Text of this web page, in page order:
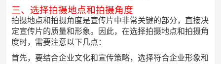
三、选择拍摄地点和拍摄角度
拍摄地点和拍摄角度是宣传片中非常关键的部分，直接决
定宣传片的质量和形象。因此，在选择拍摄地点和拍摄角
度时，需要注意以下几点：
首先，要结合企业文化和宣传策略，选择符合企业形象和